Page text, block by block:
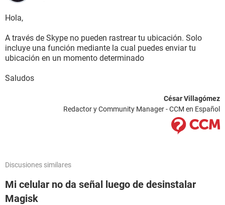
Hola,
A través de Skype no pueden rastrear tu ubicación. Solo
incluye una función mediante la cual puedes enviar tu
ubicación en un momento determinado
Saludos
César Villagómez
Redactor y Community Manager - CCM en Español
Discusiones similares
Mi celular no da señal luego de desinstalar
Magisk